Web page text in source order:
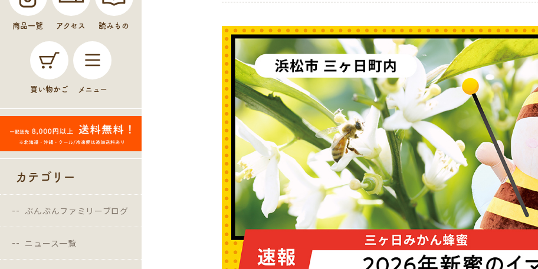
商品一覧 アクセス 読みもの
買い物かご メニュー
カテゴリー
ぶんぶんファミリーブログ
ニュース一覧